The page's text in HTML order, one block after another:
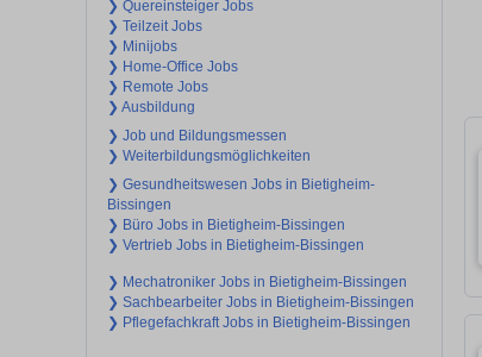
❯ Quereinsteiger Jobs
❯ Teilzeit Jobs
❯ Minijobs
❯ Home-Office Jobs
❯ Remote Jobs
❯ Ausbildung
❯ Job und Bildungsmessen
❯ Weiterbildungsmöglichkeiten
❯ Gesundheitswesen Jobs in Bietigheim-
Bissingen
❯ Büro Jobs in Bietigheim-Bissingen
❯ Vertrieb Jobs in Bietigheim-Bissingen
❯ Mechatroniker Jobs in Bietigheim-Bissingen
❯ Sachbearbeiter Jobs in Bietigheim-Bissingen
❯ Pflegefachkraft Jobs in Bietigheim-Bissingen